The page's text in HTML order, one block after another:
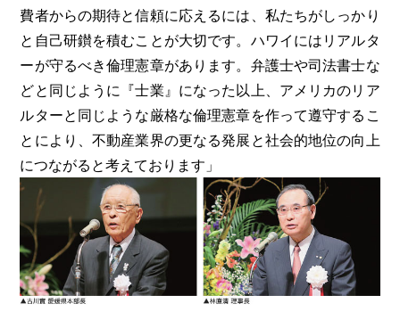
費者からの期待と信頼に応えるには、私たちがしっかり
と自己研鑚を積むことが大切です。ハワイにはリアルタ
ーが守るべき倫理憲章があります。弁護士や司法書士な
どと同じように『士業』になった以上、アメリカのリア
ルターと同じような厳格な倫理憲章を作って遵守するこ
とにより、不動産業界の更なる発展と社会的地位の向上
につながると考えております」